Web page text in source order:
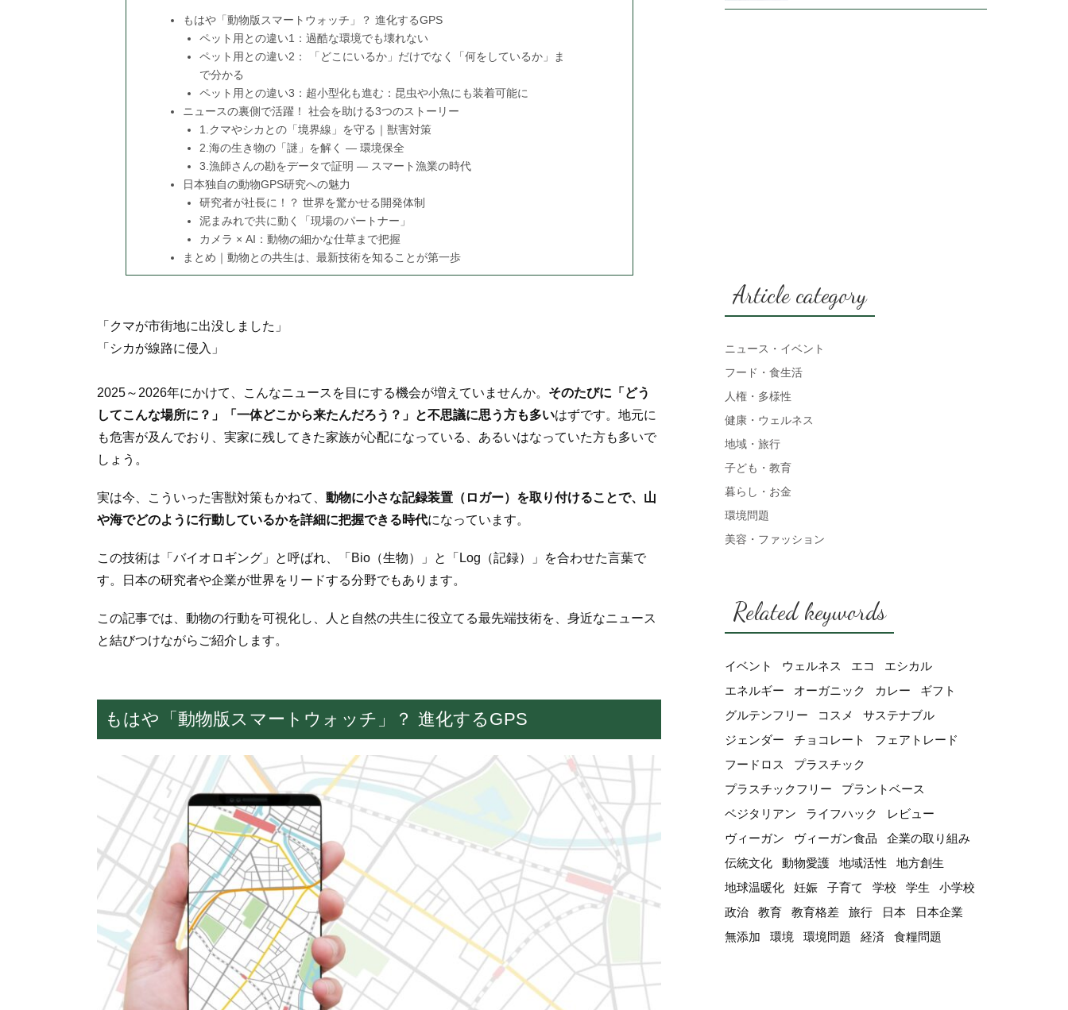
もはや「動物版スマートウォッチ」？ 進化するGPS
ペット用との違い1：過酷な環境でも壊れない
ペット用との違い2： 「どこにいるか」だけでなく「何をしているか」ま
で分かる
ペット用との違い3：超小型化も進む：昆虫や小魚にも装着可能に
ニュースの裏側で活躍！ 社会を助ける3つのストーリー
1.クマやシカとの「境界線」を守る｜獣害対策
2.海の生き物の「謎」を解く ― 環境保全
3.漁師さんの勘をデータで証明 ― スマート漁業の時代
日本独自の動物GPS研究への魅力
研究者が社長に！？ 世界を驚かせる開発体制
泥まみれで共に動く「現場のパートナー」
カメラ × AI：動物の細かな仕草まで把握
まとめ｜動物との共生は、最新技術を知ることが第一歩
「クマが市街地に出没しました」
「シカが線路に侵入」
2025～2026年にかけて、こんなニュースを目にする機会が増えていませんか。 そのたびに「どう
してこんな場所に？」「一体どこから来たんだろう？」と不思議に思う方も多いはずです。地元に
も危害が及んでおり、実家に残してきた家族が心配になっている、あるいはなっていた方も多いで
しょう。
実は今、こういった害獣対策もかねて、 動物に小さな記録装置（ロガー）を取り付けることで、山
や海でどのように行動しているかを詳細に把握できる時代になっています。
この技術は「バイオロギング」と呼ばれ、「Bio（生物）」と「Log（記録）」を合わせた言葉で
す。日本の研究者や企業が世界をリードする分野でもあります。
この記事では、動物の行動を可視化し、人と自然の共生に役立てる最先端技術を、身近なニュース
と結びつけながらご紹介します。
もはや「動物版スマートウォッチ」？ 進化するGPS
Article category
ニュース・イベント
フード・食生活
人権・多様性
健康・ウェルネス
地域・旅行
子ども・教育
暮らし・お金
環境問題
美容・ファッション
Related keywords
イベント ウェルネス エコ
エシカル
エネルギー
オーガニック カレー
ギフト
グルテンフリー
コスメ
サステナブル
ジェンダー
チョコレート
フェアトレード
フードロス
プラスチック
プラスチックフリー
プラントベース
ベジタリアン
ライフハック
レビュー
ヴィーガン
ヴィーガン食品
企業の取り組み
伝統文化
動物愛護 地域活性
地方創生
地球温暖化
妊娠 子育て 学校 学生
小学校
政治
教育 教育格差 旅行 日本
日本企業
無添加
環境 環境問題 経済 食糧問題